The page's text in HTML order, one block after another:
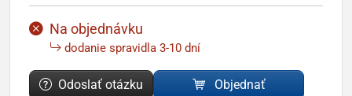
Na objednávku
dodanie spravidla 3-10 dní
Odoslať otázku Objednať